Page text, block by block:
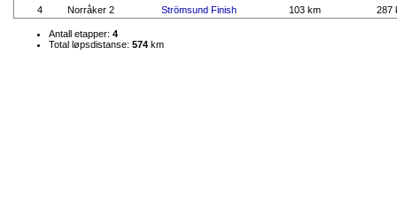
4
Norråker 2 Strömsund Finish 103 km 287
Antall etapper: 4
Total løpsdistanse: 574 km